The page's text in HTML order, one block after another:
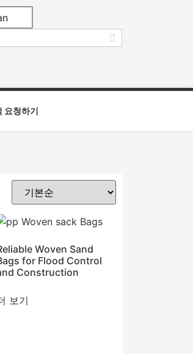
요청하기
Woven Sand
for Flood Control
Construction
보기